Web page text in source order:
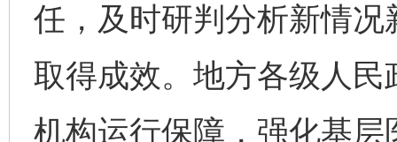
任，及时研判分析新情
取得成效。地方各级人
机构运行保障，强化基